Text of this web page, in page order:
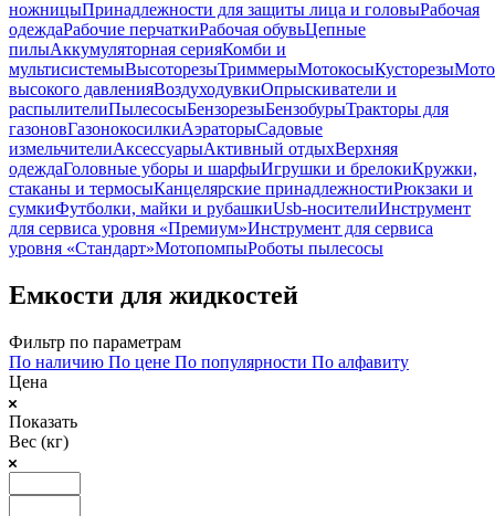
ножницыПринадлежности для защиты лица и головыРабочая
одеждаРабочие перчаткиРабочая обувьЦепные
пилыАккумуляторная серияКомби и
мультисистемыВысоторезыТриммерыМотокосыКусторезы
высокого давленияВоздуходувкиОпрыскиватели и
распылителиПылесосыБензорезыБензобурыТракторы для
газоновГазонокосилкиАэраторыСадовые
измельчителиАксессуарыАктивный отдыхВерхняя
одеждаГоловные уборы и шарфыИгрушки и брелокиКружки,
стаканы и термосыКанцелярские принадлежностиРюкзаки и
сумкиФутболки, майки и рубашкиUsb-носителиИнструмент
для сервиса уровня «Премиум»Инструмент для сервиса
уровня «Стандарт»МотопомпыРоботы пылесосы
Емкости для жидкостей
Фильтр по параметрам
По наличию По цене По популярности По алфавиту
Цена
Показать
Вес (кг)